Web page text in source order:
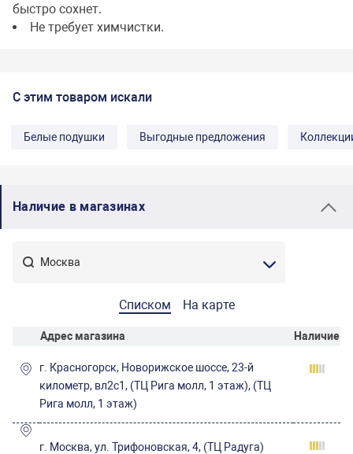
быстро сохнет.
Не требует химчистки.
С этим товаром искали
Белые подушки Выгодные предложения
Наличие в магазинах
Списком На карте
Адрес магазина Наличие
г. Красногорск, Новорижское шоссе, 23-й
километр, вл2с1, (ТЦ Рига молл, 1 этаж), (ТЦ
Рига молл, 1 этаж)
г. Москва, ул. Трифоновская, 4, (ТЦ Радуга)